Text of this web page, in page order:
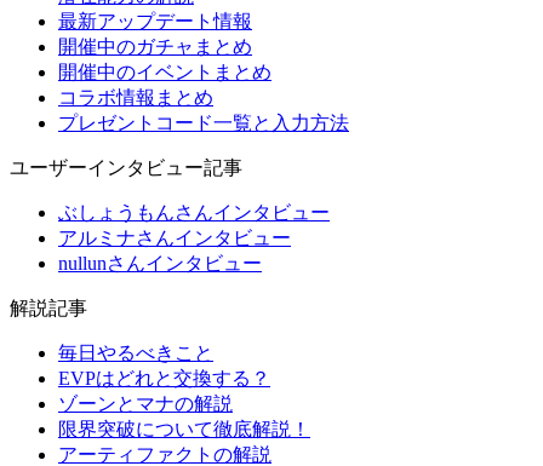
最新アップデート情報
開催中のガチャまとめ
開催中のイベントまとめ
コラボ情報まとめ
プレゼントコード一覧と入力方法
ユーザーインタビュー記事
ぶしょうもんさんインタビュー
アルミナさんインタビュー
nullunさんインタビュー
解説記事
毎日やるべきこと
EVPはどれと交換する？
ゾーンとマナの解説
限界突破について徹底解説！
アーティファクトの解説